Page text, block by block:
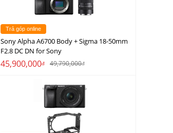
Trả góp online
Sony Alpha A6700 Body + Sigma 18-50mm
F2.8 DC DN for Sony
45,900,000đ 49,790,000đ